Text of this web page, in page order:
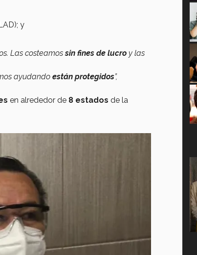
y
Las costeamossin fines de lucro y las
ayudando están protegidos”,
en alrededor de 8 estados de la